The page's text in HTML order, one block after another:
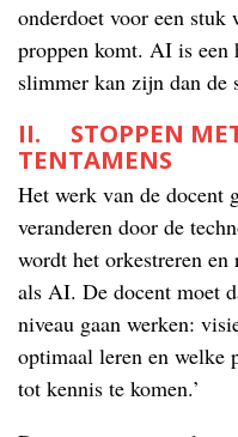
onderdoet voor een stuk
proppen komt. AI is een
slimmer kan zijn dan de
II. STOPPEN MET
TENTAMENS
Het werk van de docent
veranderen door de
wordt het orkestreren en
als AI. De docent moet
niveau gaan werken:
optimaal leren en welke
tot kennis te komen.’